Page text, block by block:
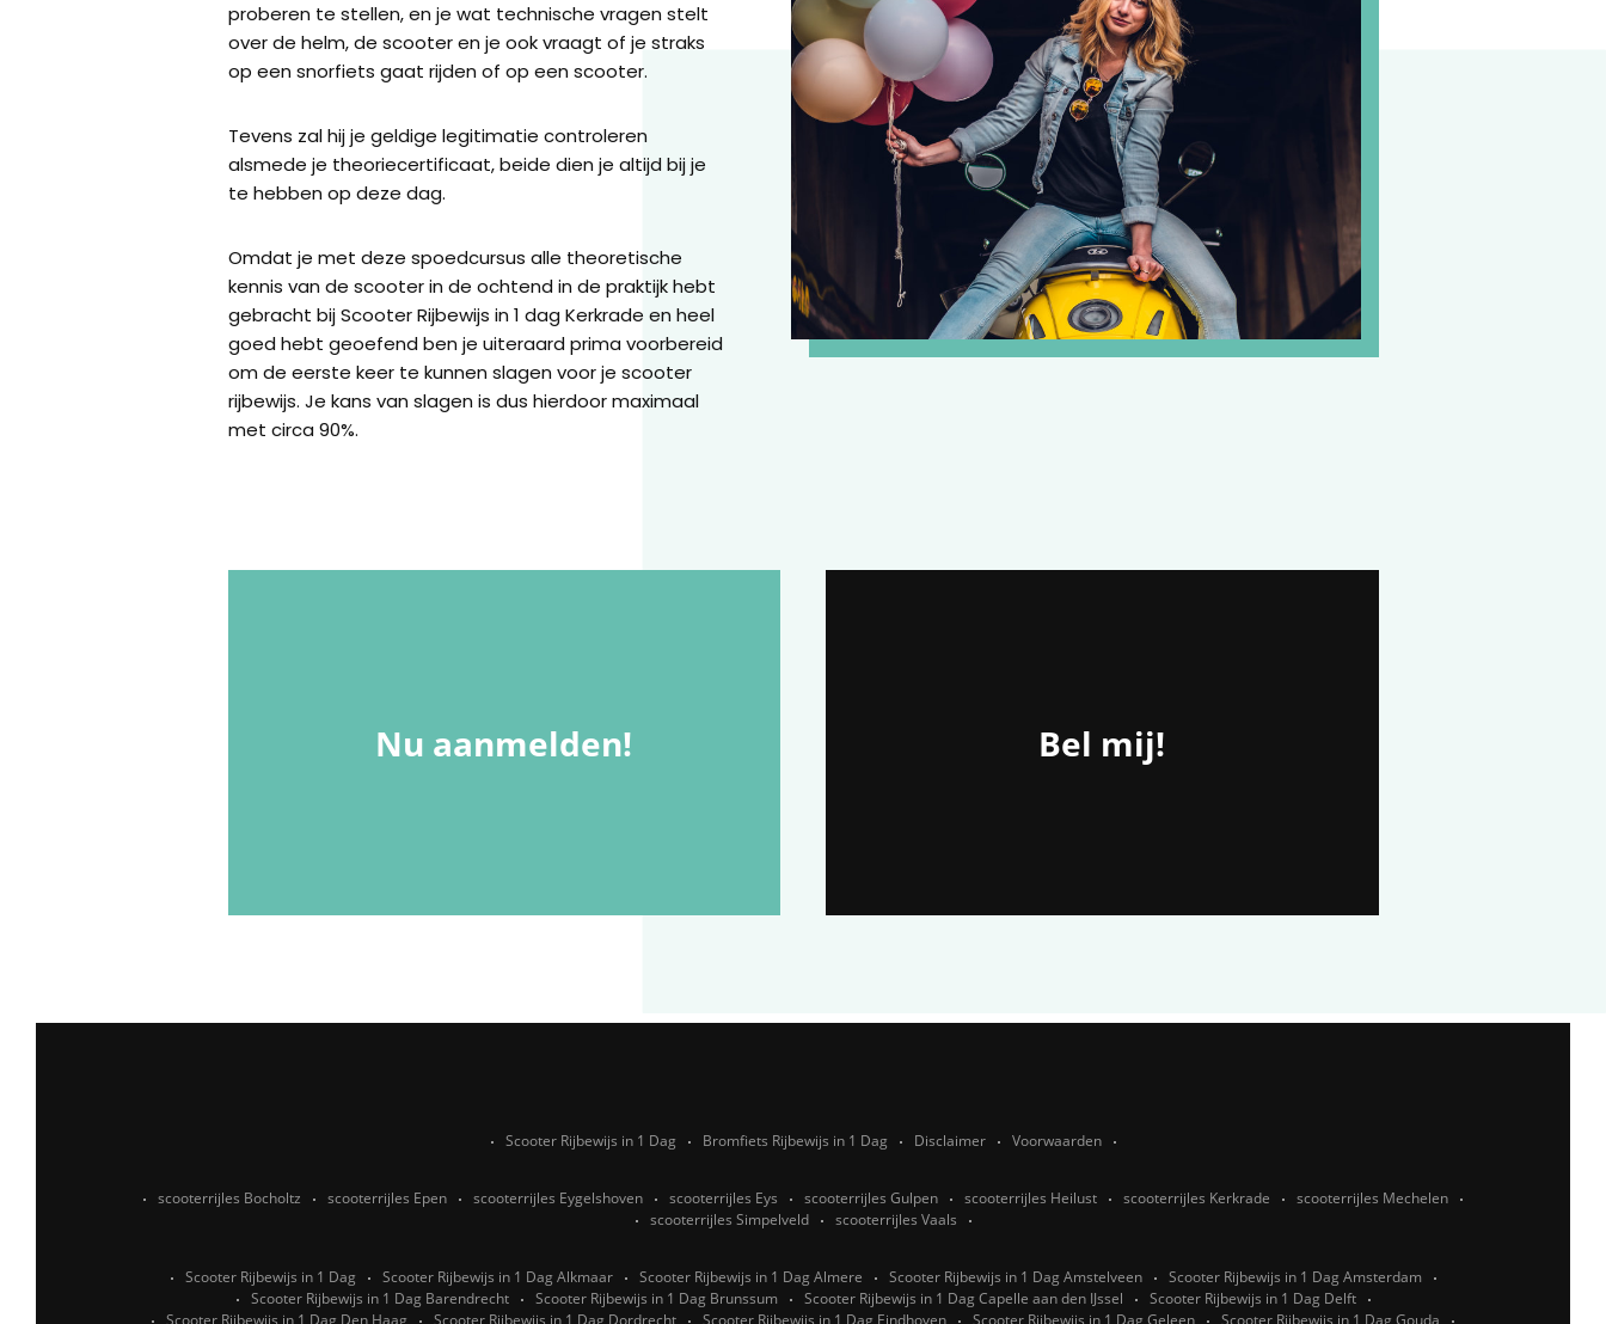
proberen te stellen, en je wat technische vragen stelt
over de helm, de scooter en je ook vraagt of je straks
op een snorfiets gaat rijden of op een scooter.
Tevens zal hij je geldige legitimatie controleren
alsmede je theoriecertificaat, beide dien je altijd bij je
te hebben op deze dag.
Omdat je met deze spoedcursus alle theoretische
kennis van de scooter in de ochtend in de praktijk hebt
gebracht bij Scooter Rijbewijs in 1 dag Kerkrade en heel
goed hebt geoefend ben je uiteraard prima voorbereid
om de eerste keer te kunnen slagen voor je scooter
rijbewijs. Je kans van slagen is dus hierdoor maximaal
met circa 90%.
Nu aanmelden! Bel mij!
Scooter Rijbewijs in 1 Dag Bromfiets Rijbewijs in 1 Dag Disclaimer Voorwaarden
scooterrijles Bocholtz scooterrijles Epen scooterrijles Eygelshoven scooterrijles Eys scooterrijles Gulpen scooterrijles Heilust scooterrijles Kerkrade
scooterrijles Mechelen
scooterrijles Simpelveld
scooterrijles Vaals
Scooter Rijbewijs in 1 Dag Scooter Rijbewijs in 1 Dag Alkmaar Scooter Rijbewijs in 1 Dag Almere Scooter Rijbewijs in 1 Dag Amstelveen
Scooter Rijbewijs in 1 Dag Amsterdam
Scooter Rijbewijs in 1 Dag Barendrecht
Scooter Rijbewijs in 1 Dag Brunssum Scooter Rijbewijs in 1 Dag Capelle aan den IJssel
Scooter Rijbewijs in 1 Dag Delft